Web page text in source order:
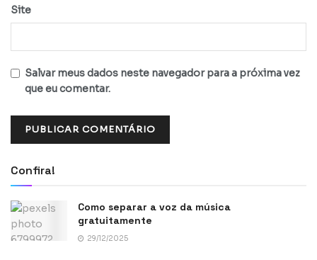
Site
Salvar meus dados neste navegador para a próxima vez
que eu comentar.
Confira!
Como separar a voz da música
gratuitamente
29/12/2025